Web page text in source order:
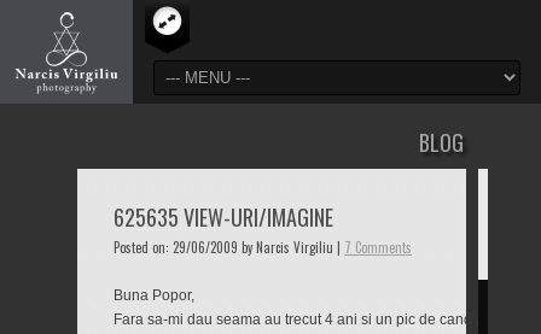
BLOG
625635 VIEW-URI/IMAGINE
Posted on: 29/06/2009 by Narcis Virgiliu | 7 Comments
Buna Popor,
Fara sa-mi dau seama au trecut 4 ani si un pic de cand am